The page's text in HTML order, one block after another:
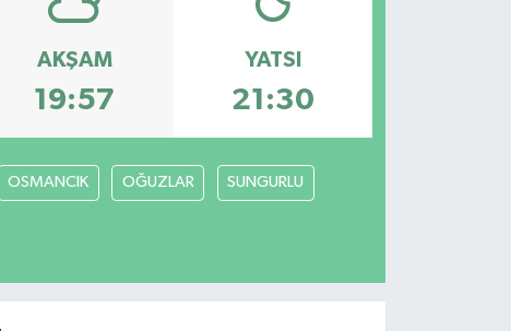
AKŞAM
19:57
YATSI
21:30
OSMANCIK OĞUZLAR SUNGURLU